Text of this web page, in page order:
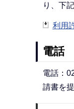
り、下
利用
電話
電話：
請書を